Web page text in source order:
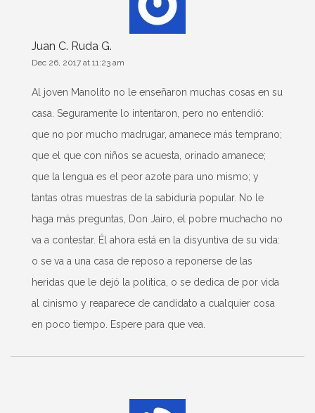
Juan C. Ruda G.
Dec 26, 2017 at 11:23 am
Al joven Manolito no le enseñaron muchas cosas en su
casa. Seguramente lo intentaron, pero no entendió:
que no por mucho madrugar, amanece más temprano;
que el que con niños se acuesta, orinado amanece;
que la lengua es el peor azote para uno mismo; y
tantas otras muestras de la sabiduría popular. No le
haga más preguntas, Don Jairo, el pobre muchacho no
va a contestar. Él ahora está en la disyuntiva de su vida:
o se va a una casa de reposo a reponerse de las
heridas que le dejó la política, o se dedica de por vida
al cinismo y reaparece de candidato a cualquier cosa
en poco tiempo. Espere para que vea.